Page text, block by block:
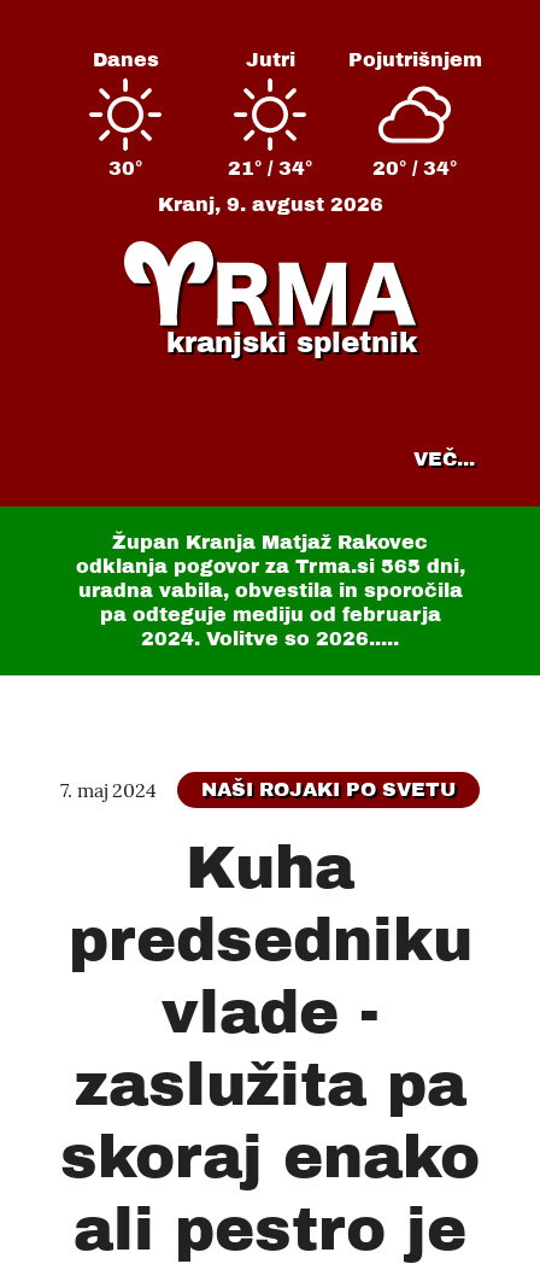
Danes
30°
Jutri
21° / 34°
Pojutrišnjem
20° / 34°
Kranj, 9. avgust 2026
kranjski spletnik
VEČ...
Župan Kranja Matjaž Rakovec
odklanja pogovor za Trma.si 565 dni,
uradna vabila, obvestila in sporočila
pa odteguje mediju od februarja
2024. Volitve so 2026.....
7. maj 2024 NAŠI ROJAKI PO SVETU
Kuha
predsedniku
vlade -
zaslužita pa
skoraj enako
ali pestro je